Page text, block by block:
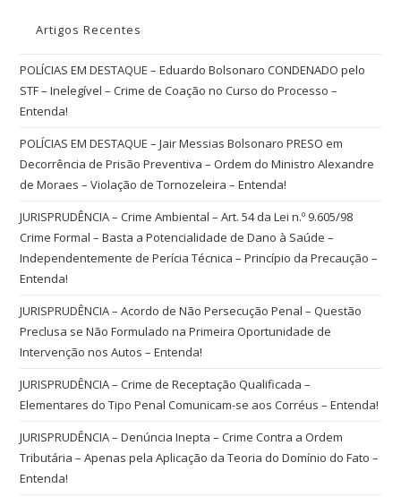
Artigos Recentes
POLÍCIAS EM DESTAQUE – Eduardo Bolsonaro CONDENADO pelo
STF – Inelegível – Crime de Coação no Curso do Processo –
Entenda!
POLÍCIAS EM DESTAQUE – Jair Messias Bolsonaro PRESO em
Decorrência de Prisão Preventiva – Ordem do Ministro Alexandre
de Moraes – Violação de Tornozeleira – Entenda!
JURISPRUDÊNCIA – Crime Ambiental – Art. 54 da Lei n.º 9.605/98
Crime Formal – Basta a Potencialidade de Dano à Saúde –
Independentemente de Perícia Técnica – Princípio da Precaução –
Entenda!
JURISPRUDÊNCIA – Acordo de Não Persecução Penal – Questão
Preclusa se Não Formulado na Primeira Oportunidade de
Intervenção nos Autos – Entenda!
JURISPRUDÊNCIA – Crime de Receptação Qualificada –
Elementares do Tipo Penal Comunicam-se aos Corréus – Entenda!
JURISPRUDÊNCIA – Denúncia Inepta – Crime Contra a Ordem
Tributária – Apenas pela Aplicação da Teoria do Domínio do Fato –
Entenda!